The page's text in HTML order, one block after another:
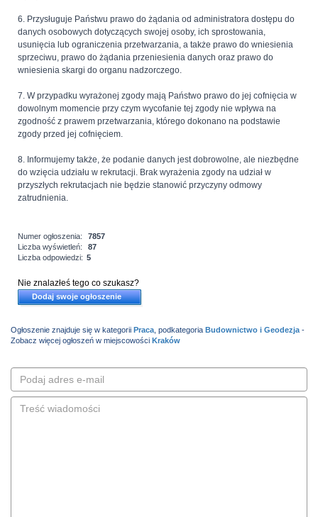
6. Przysługuje Państwu prawo do żądania od administratora dostępu do
danych osobowych dotyczących swojej osoby, ich sprostowania,
usunięcia lub ograniczenia przetwarzania, a także prawo do wniesienia
sprzeciwu, prawo do żądania przeniesienia danych oraz prawo do
wniesienia skargi do organu nadzorczego.
7. W przypadku wyrażonej zgody mają Państwo prawo do jej cofnięcia w
dowolnym momencie przy czym wycofanie tej zgody nie wpływa na
zgodność z prawem przetwarzania, którego dokonano na podstawie
zgody przed jej cofnięciem.
8. Informujemy także, że podanie danych jest dobrowolne, ale niezbędne
do wzięcia udziału w rekrutacji. Brak wyrażenia zgody na udział w
przyszłych rekrutacjach nie będzie stanowić przyczyny odmowy
zatrudnienia.
Numer ogłoszenia:
7857
Liczba wyświetleń:
87
Liczba odpowiedzi: 5
Nie znalazłeś tego co szukasz?
Dodaj swoje ogłoszenie
Ogłoszenie znajduje się w kategorii Praca , podkategoria Budownictwo i Geodezja -
Zobacz więcej ogłoszeń w miejscowości Kraków